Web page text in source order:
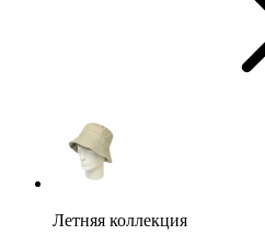
Летняя коллекция